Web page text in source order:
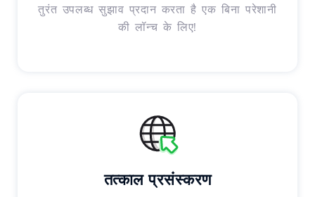
तुरंत उपलब्ध सुझाव प्रदान करता है एक बिना परेशानी
की लॉन्च के लिए!
तत्काल प्रसंस्करण